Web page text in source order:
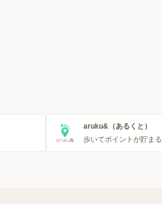
aruku&（あるくと）
歩いてポイントが貯まる